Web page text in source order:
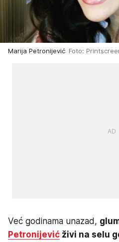
Marija Petronijević Foto:
Već godinama unazad,
Petronijević živi na selu